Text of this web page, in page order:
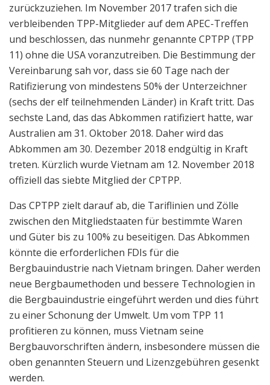
zurückzuziehen. Im November 2017 trafen sich die
verbleibenden TPP-Mitglieder auf dem APEC-Treffen
und beschlossen, das nunmehr genannte CPTPP (TPP
11) ohne die USA voranzutreiben. Die Bestimmung der
Vereinbarung sah vor, dass sie 60 Tage nach der
Ratifizierung von mindestens 50% der Unterzeichner
(sechs der elf teilnehmenden Länder) in Kraft tritt. Das
sechste Land, das das Abkommen ratifiziert hatte, war
Australien am 31. Oktober 2018. Daher wird das
Abkommen am 30. Dezember 2018 endgültig in Kraft
treten. Kürzlich wurde Vietnam am 12. November 2018
offiziell das siebte Mitglied der CPTPP.
Das CPTPP zielt darauf ab, die Tariflinien und Zölle
zwischen den Mitgliedstaaten für bestimmte Waren
und Güter bis zu 100% zu beseitigen. Das Abkommen
könnte die erforderlichen FDIs für die
Bergbauindustrie nach Vietnam bringen. Daher werden
neue Bergbaumethoden und bessere Technologien in
die Bergbauindustrie eingeführt werden und dies führt
zu einer Schonung der Umwelt. Um vom TPP 11
profitieren zu können, muss Vietnam seine
Bergbauvorschriften ändern, insbesondere müssen die
oben genannten Steuern und Lizenzgebühren gesenkt
werden.